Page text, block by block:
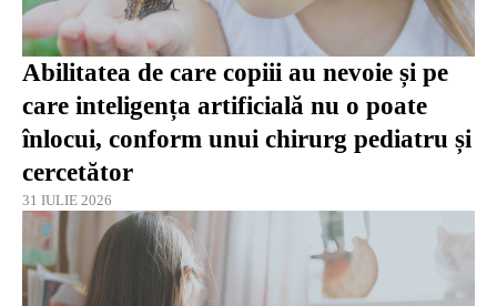
Abilitatea de care copiii au nevoie și pe
care inteligența artificială nu o poate
înlocui, conform unui chirurg pediatru și
cercetător
31 IULIE 2026